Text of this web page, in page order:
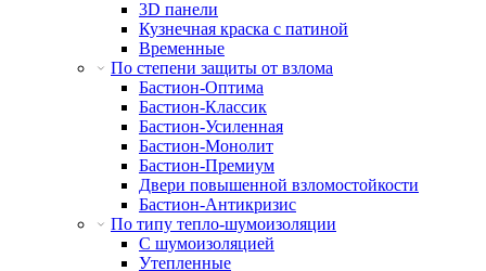
3D панели
Кузнечная краска с патиной
Временные
По степени защиты от взлома
Бастион-Оптима
Бастион-Классик
Бастион-Усиленная
Бастион-Монолит
Бастион-Премиум
Двери повышенной взломостойкости
Бастион-Антикризис
По типу тепло-шумоизоляции
С шумоизоляцией
Утепленные